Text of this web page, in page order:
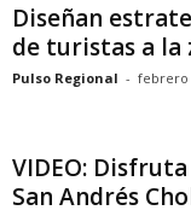
Diseñan
de turistas a la
Pulso Regional - febrero
VIDEO:
San Andrés